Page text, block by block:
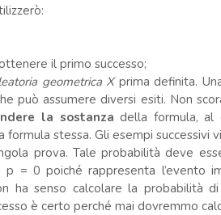
il primo successo;
geometrica Xprima definita.
può assumere diversi esiti. Non
la sostanza della formula,
stessa. Gli esempi successivi
prova. Tale probabilità deve
= 0 poiché rappresenta l’evento
ha senso calcolare la probabilità
è certo perché mai dovremmo